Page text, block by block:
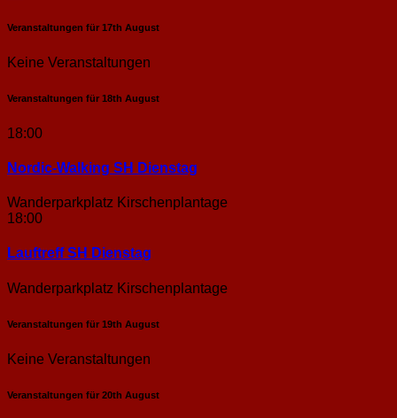
Veranstaltungen für 17th August
Keine Veranstaltungen
Veranstaltungen für 18th August
18:00
Nordic-Walking SH Dienstag
Wanderparkplatz Kirschenplantage
18:00
Lauftreff SH Dienstag
Wanderparkplatz Kirschenplantage
Veranstaltungen für 19th August
Keine Veranstaltungen
Veranstaltungen für 20th August